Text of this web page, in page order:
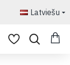
Latviešu